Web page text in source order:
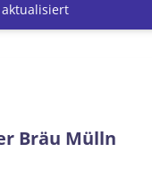
Bräu Mülln